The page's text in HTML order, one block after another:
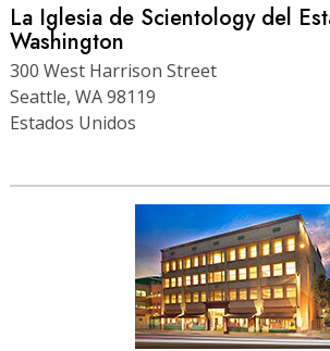
La Iglesia de Scientology del
Washington
300 West Harrison Street
Seattle, WA 98119
Estados Unidos